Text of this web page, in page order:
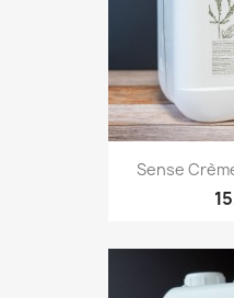
Sense